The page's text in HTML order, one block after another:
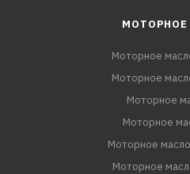
МОТОРНОЕ
Моторное
Моторное
Моторное
Моторное
Моторное масло
Моторное